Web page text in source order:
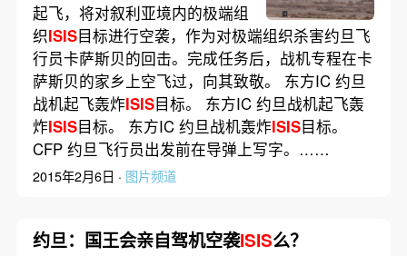
起飞，将对叙利亚境内的极端组
织ISIS目标进行空袭，作为对极端组织杀害约旦飞
行员卡萨斯贝的回击。完成任务后，战机专程在卡
萨斯贝的家乡上空飞过，向其致敬。 东方IC 约旦
战机起飞轰炸ISIS目标。 东方IC 约旦战机起飞轰
炸ISIS目标。 东方IC 约旦战机轰炸ISIS目标。
CFP 约旦飞行员出发前在导弹上写字。……
2015年2月6日 · 图片频道
约旦：国王会亲自驾机空袭ISIS么？